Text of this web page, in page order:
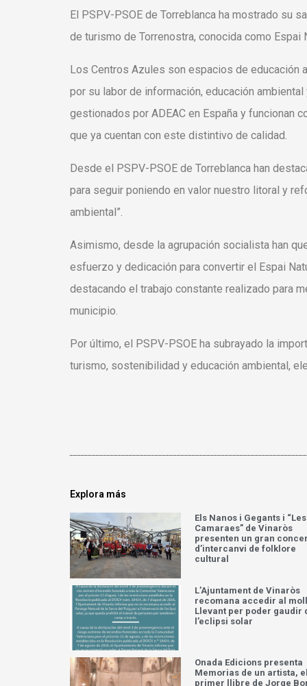
El PSPV-PSOE de Torreblanca ha mostrado su
de turismo de Torrenostra, conocida como Espai
Los Centros Azules son espacios de educación
por su labor de información, educación
gestionados por ADEAC en España y funcionan
que ya cuentan con este distintivo de calidad.
Desde el PSPV-PSOE de Torreblanca han
para seguir poniendo en valor nuestro litoral y
ambiental”.
Asimismo, desde la agrupación socialista han
esfuerzo y dedicación para convertir el Espai
destacando el trabajo constante realizado para
municipio.
Por último, el PSPV-PSOE ha subrayado la
turismo, sostenibilidad y educación ambiental,
Explora más
Els Nanos i Gegants i “Les
Camaraes” de Vinaròs
presenten un gran
d’intercanvi de folklore
cultural
L’Ajuntament de Vinaròs
recomana accedir al
Llevant per poder gaudir
l’eclipsi solar
Onada Edicions presenta
Memorias de un artista,
primer llibre de Jorge